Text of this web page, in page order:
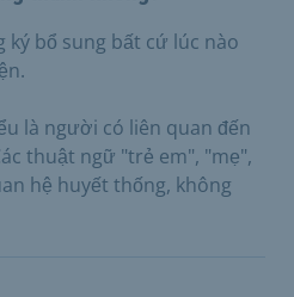
ký bổ sung bất cứ lúc nào
là người có liên quan đến
thuật ngữ "trẻ em", "mẹ",
hệ huyết thống, không